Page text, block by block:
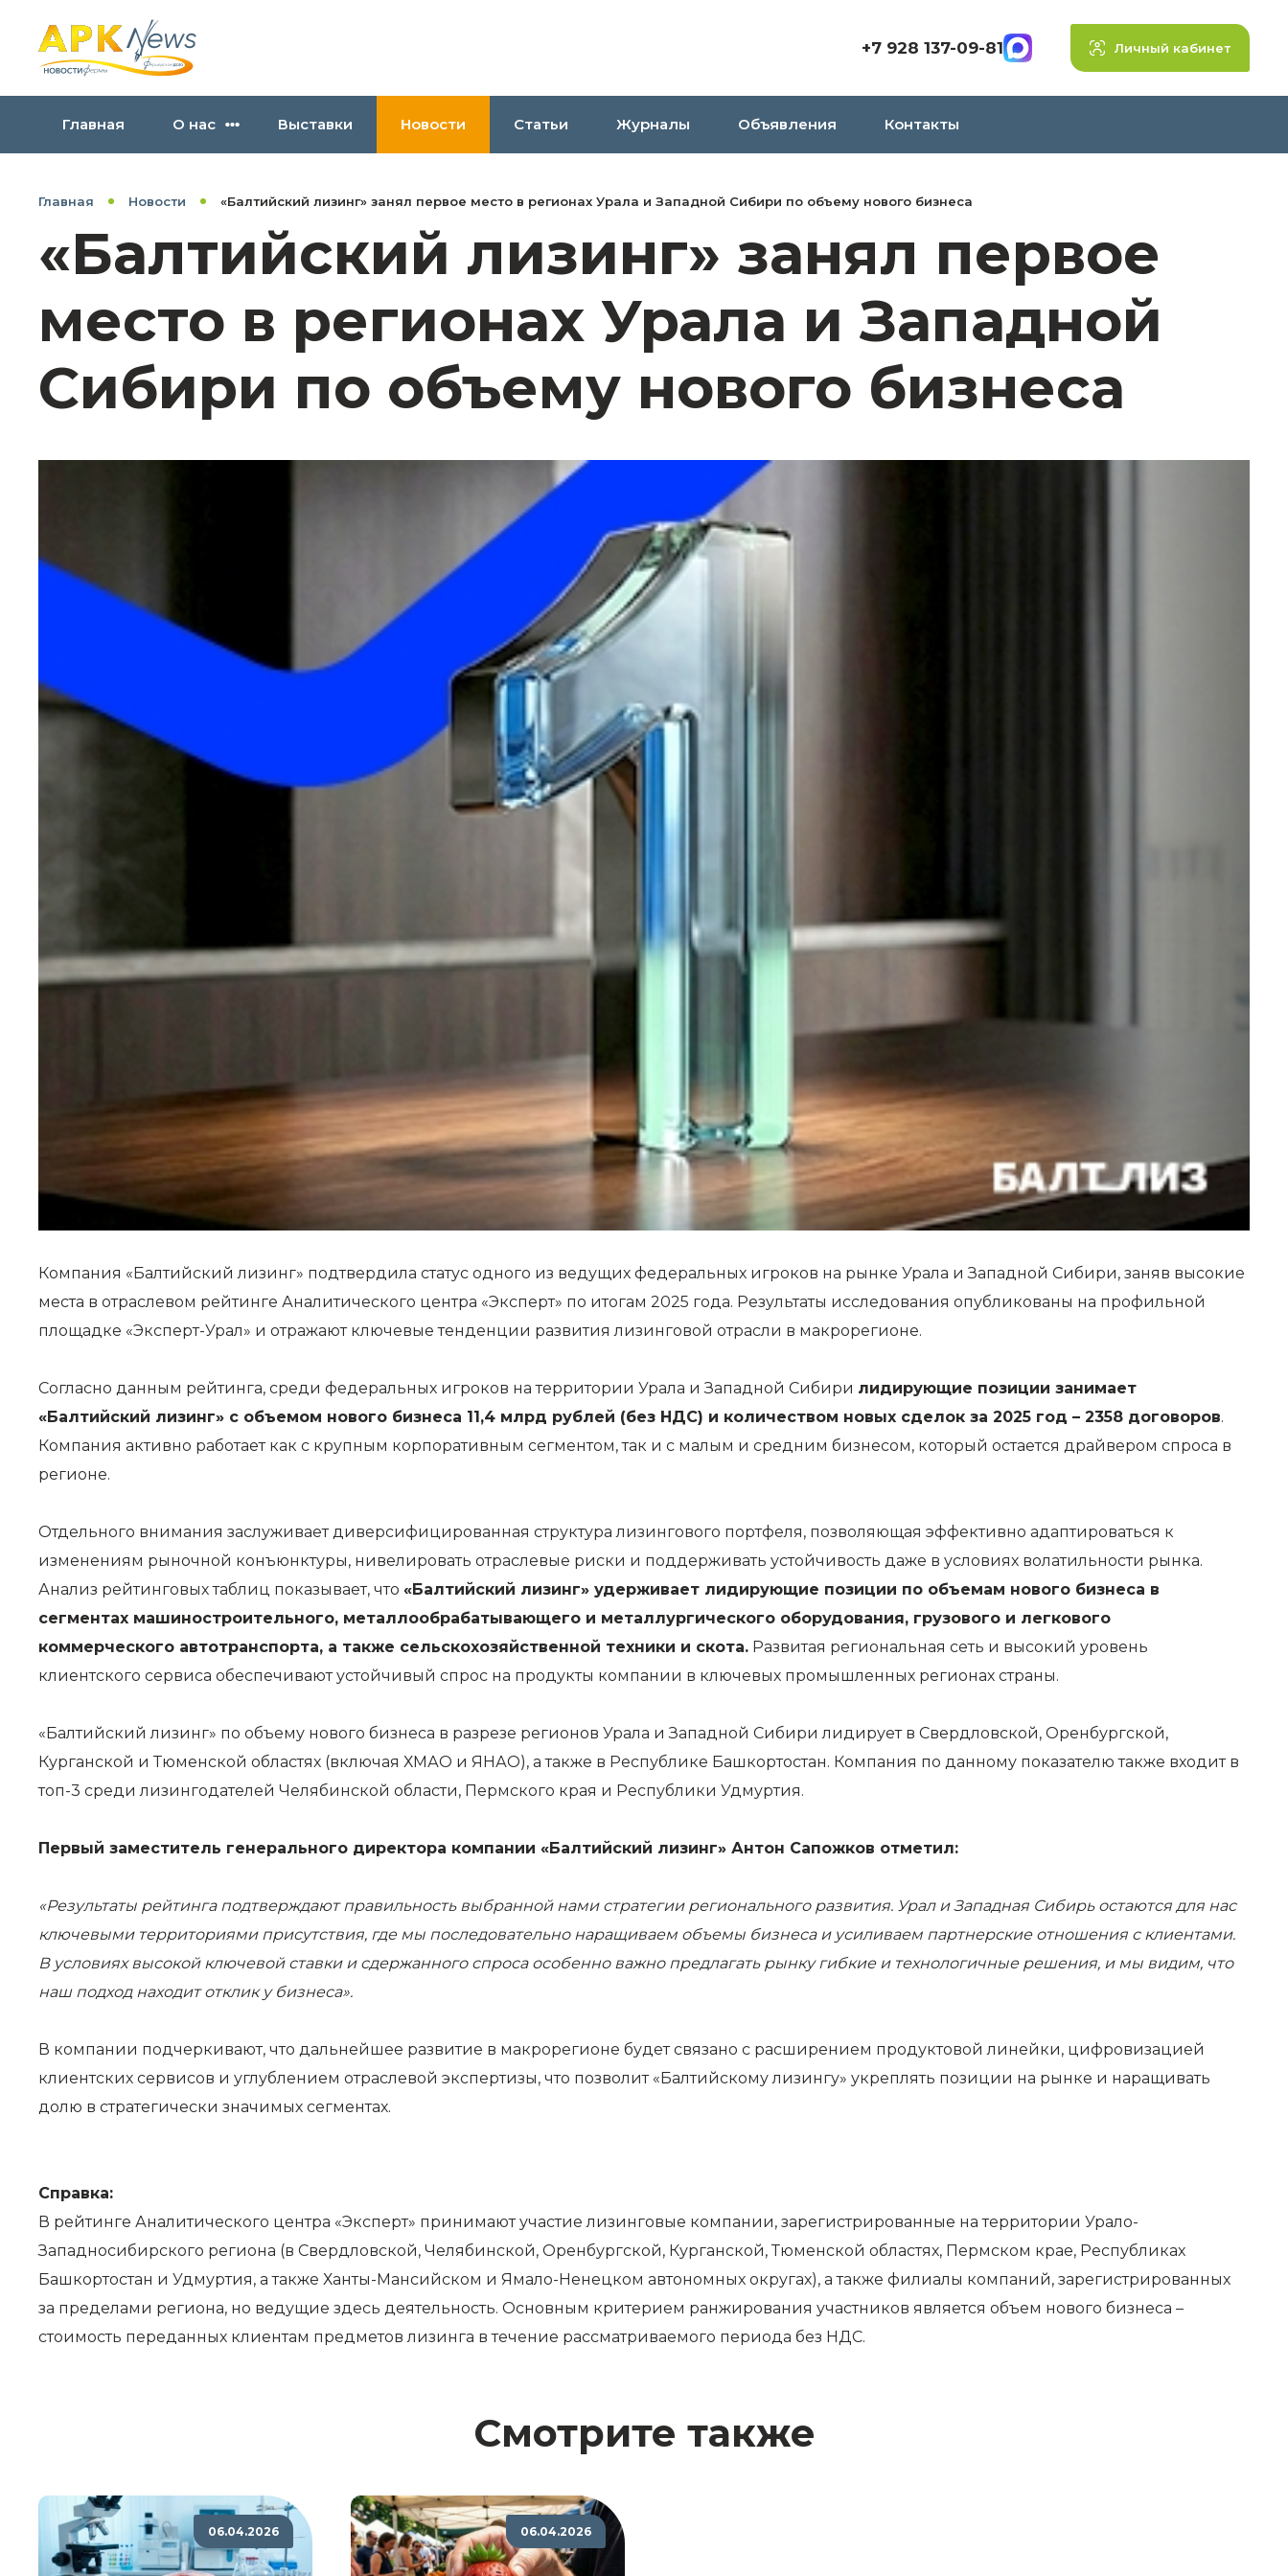
+7 928 137-09-81 Личный кабинет
Главная О нас Выставки Новости Статьи Журналы Объявления Контакты
Главная Новости «Балтийский лизинг» занял первое место в регионах Урала и Западной Сибири по объему нового бизнеса
«Балтийский лизинг» занял первое
место в регионах Урала и Западной
Сибири по объему нового бизнеса
Компания «Балтийский лизинг» подтвердила статус одного из ведущих федеральных игроков на рынке Урала и Западной Сибири, заняв высокие
места в отраслевом рейтинге Аналитического центра «Эксперт» по итогам 2025 года. Результаты исследования опубликованы на профильной
площадке «Эксперт-Урал» и отражают ключевые тенденции развития лизинговой отрасли в макрорегионе.
Согласно данным рейтинга, среди федеральных игроков на территории Урала и Западной Сибири лидирующие позиции занимает
«Балтийский лизинг» с объемом нового бизнеса 11,4 млрд рублей (без НДС) и количеством новых сделок за 2025 год – 2358 договоров.
Компания активно работает как с крупным корпоративным сегментом, так и с малым и средним бизнесом, который остается драйвером спроса в
регионе.
Отдельного внимания заслуживает диверсифицированная структура лизингового портфеля, позволяющая эффективно адаптироваться к
изменениям рыночной конъюнктуры, нивелировать отраслевые риски и поддерживать устойчивость даже в условиях волатильности рынка.
Анализ рейтинговых таблиц показывает, что «Балтийский лизинг» удерживает лидирующие позиции по объемам нового бизнеса в
сегментах машиностроительного, металлообрабатывающего и металлургического оборудования, грузового и легкового
коммерческого автотранспорта, а также сельскохозяйственной техники и скота. Развитая региональная сеть и высокий уровень
клиентского сервиса обеспечивают устойчивый спрос на продукты компании в ключевых промышленных регионах страны.
«Балтийский лизинг» по объему нового бизнеса в разрезе регионов Урала и Западной Сибири лидирует в Свердловской, Оренбургской,
Курганской и Тюменской областях (включая ХМАО и ЯНАО), а также в Республике Башкортостан. Компания по данному показателю также входит в
топ-3 среди лизингодателей Челябинской области, Пермского края и Республики Удмуртия.
Первый заместитель генерального директора компании «Балтийский лизинг» Антон Сапожков отметил:
«Результаты рейтинга подтверждают правильность выбранной нами стратегии регионального развития. Урал и Западная Сибирь остаются для нас
ключевыми территориями присутствия, где мы последовательно наращиваем объемы бизнеса и усиливаем партнерские отношения с клиентами.
В условиях высокой ключевой ставки и сдержанного спроса особенно важно предлагать рынку гибкие и технологичные решения, и мы видим, что
наш подход находит отклик у бизнеса».
В компании подчеркивают, что дальнейшее развитие в макрорегионе будет связано с расширением продуктовой линейки, цифровизацией
клиентских сервисов и углублением отраслевой экспертизы, что позволит «Балтийскому лизингу» укреплять позиции на рынке и наращивать
долю в стратегически значимых сегментах.
Справка:
В рейтинге Аналитического центра «Эксперт» принимают участие лизинговые компании, зарегистрированные на территории Урало-
Западносибирского региона (в Свердловской, Челябинской, Оренбургской, Курганской, Тюменской областях, Пермском крае, Республиках
Башкортостан и Удмуртия, а также Ханты-Мансийском и Ямало-Ненецком автономных округах), а также филиалы компаний, зарегистрированных
за пределами региона, но ведущие здесь деятельность. Основным критерием ранжирования участников является объем нового бизнеса –
стоимость переданных клиентам предметов лизинга в течение рассматриваемого периода без НДС.
Смотрите также
06.04.2026 06.04.2026